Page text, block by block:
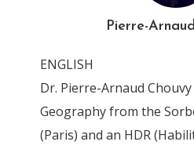
Pierre-Arnaud Chouvy
Pierre-
ENGLISH
Dr. Pierre-Arnaud
Geography from the
(Paris) and an HDR